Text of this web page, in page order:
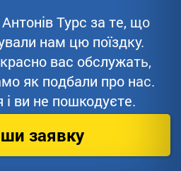
заявку
Турс за те, що
нам цю поїздку.
вас обслужать,
як подбали про нас.
і ви не пошкодуєте.